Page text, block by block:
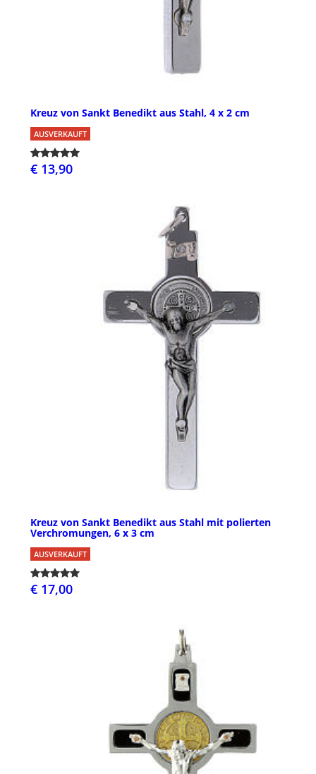
Kreuz von Sankt Benedikt aus Stahl, 4 x 2 cm
AUSVERKAUFT
€ 13,90
Kreuz von Sankt Benedikt aus Stahl mit polierten
Verchromungen, 6 x 3 cm
AUSVERKAUFT
€ 17,00